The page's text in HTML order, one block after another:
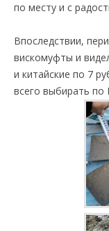
по месту и с
Впоследствии,
вискомуфты и
и китайские по 7
всего выбирать по